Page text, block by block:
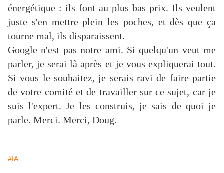
énergétique : ils font au plus bas prix. Ils veulent
juste s'en mettre plein les poches, et dès que ça
tourne mal, ils disparaissent.
Google n'est pas notre ami. Si quelqu'un veut me
parler, je serai là après et je vous expliquerai tout.
Si vous le souhaitez, je serais ravi de faire partie
de votre comité et de travailler sur ce sujet, car je
suis l'expert. Je les construis, je sais de quoi je
parle. Merci. Merci, Doug.
#IA